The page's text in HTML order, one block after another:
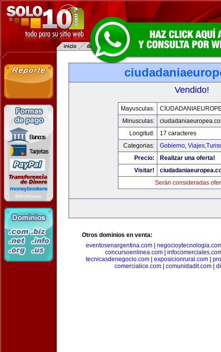
Vendido!
Mayusculas:
Minusculas:
Longitud:
17 caracteres
Categorias:
Gobierno,
Precio:
Realizar una oferta!
Visitar!
Serán consideradas
Otros dominios en venta:
eventosenargentina.com
concursoenlinea.com|
tecnicasdenegocio.com
exposicionrural.com
comercialice.com| comunidadit.com|